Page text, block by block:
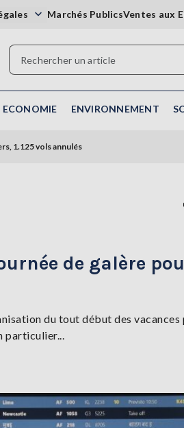
Marchés PublicsVentes aux
ECONOMIE ENVIRONNEMENT
1.125 vols annulés
de galère
du tout début des vacances
particulier...